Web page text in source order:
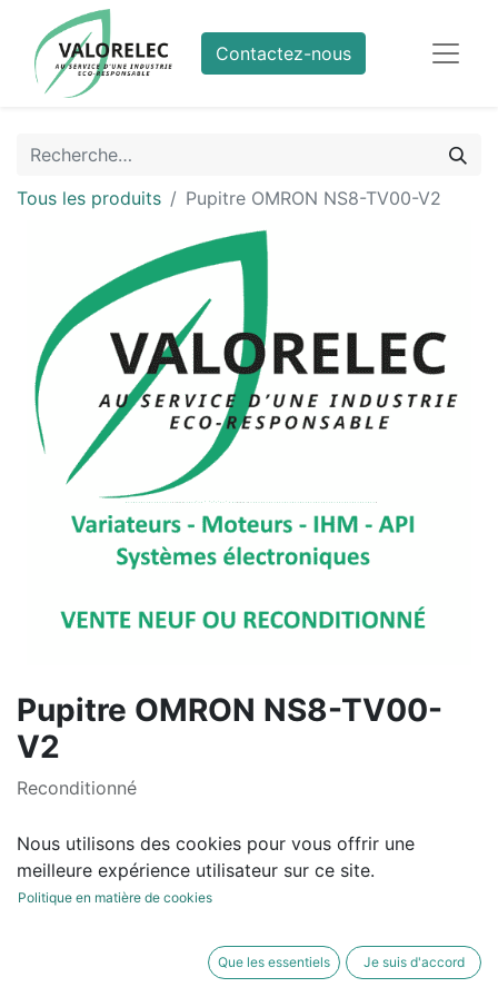
Contactez-nous
Tous les produits Pupitre OMRON NS8-TV00-V2
Pupitre OMRON NS8-TV00-
V2
Reconditionné
1 025,00€ hors TVA
ACHETER
MAINTENANT
Nous utilisons des cookies pour vous offrir une
meilleure expérience utilisateur sur ce site.
Politique en matière de cookies
Que les essentiels Je suis d'accord